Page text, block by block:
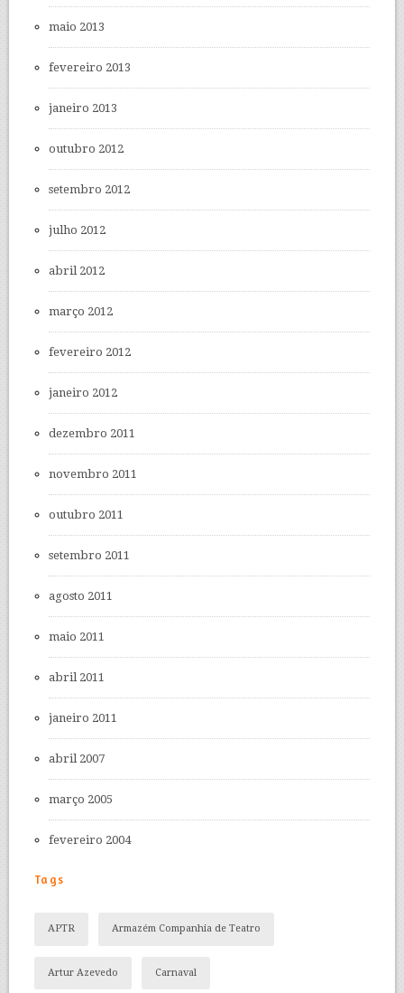
maio 2013
fevereiro 2013
janeiro 2013
outubro 2012
setembro 2012
julho 2012
abril 2012
março 2012
fevereiro 2012
janeiro 2012
dezembro 2011
novembro 2011
outubro 2011
setembro 2011
agosto 2011
maio 2011
abril 2011
janeiro 2011
abril 2007
março 2005
fevereiro 2004
Tags
APTR Armazém Companhia de Teatro
Artur Azevedo Carnaval